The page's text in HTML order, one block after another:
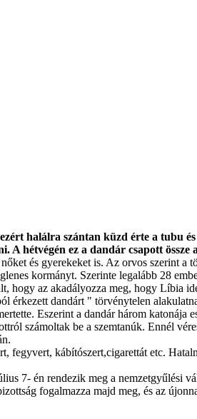
halálra szántan küzd érte a tubu
A hétvégén ez a dandár csapott össze
és gyerekeket is. Az orvos szerint a
kormányt. Szerinte legalább 28
hogy az akadályozza meg, hogy Líbia
érkezett dandárt " törvénytelen
Eszerint a dandár három katonája
számoltak be a szemtanúk. Ennél
kábítószert,cigarettát etc.
7- én rendezik meg a nemzetgyűlési
fogalmazza majd meg, és az